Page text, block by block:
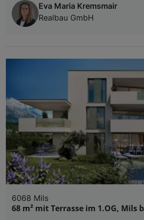
Eva Maria Kremsmair
Realbau GmbH
6068 Mils
68 m² mit Terrasse im 1.OG, Mils